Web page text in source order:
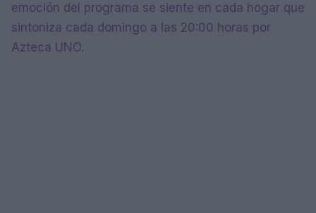
emoción del programa se siente en cada hogar que
sintoniza cada domingo a las 20:00 horas por
Azteca UNO.